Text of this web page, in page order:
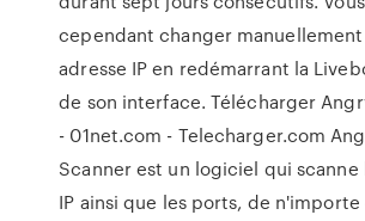
cependant changer
adresse IP en redémarrant la
de son interface. Télécharger
- 01net.com - Telecharger.com
Scanner est un logiciel qui scanne
IP ainsi que les ports, de